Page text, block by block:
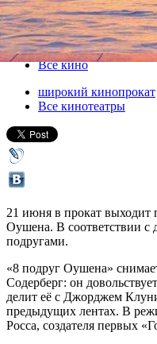
21 июня 2018, четверг-
Версия для печати
Все кино
широкий кинопрокат
Все кинотеатры
21 июня в прокат выходит
Оушена. В соответствии с
подругами.
«8 подруг Оушена»
Содерберг: он
делит её с Джорджем
предыдущих лентах. В
Росса, создателя первых